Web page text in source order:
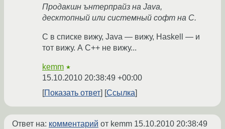
Продакшн ънтерпрайз на Java,
десктопный или системный софт на С.
C в списке вижу, Java — вижу, Haskell — и
тот вижу. А C++ не вижу...
kemm ★
15.10.2010 20:38:49 +00:00
Показать ответ
Ссылка
Ответ на: комментарий от kemm 15.10.2010 20:38:49